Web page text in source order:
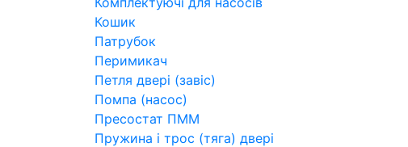
Кошик
Патрубок
Перимикач
Петля двері (завіс)
Помпа (насос)
Пресостат ПММ
Пружина і трос (тяга) двері